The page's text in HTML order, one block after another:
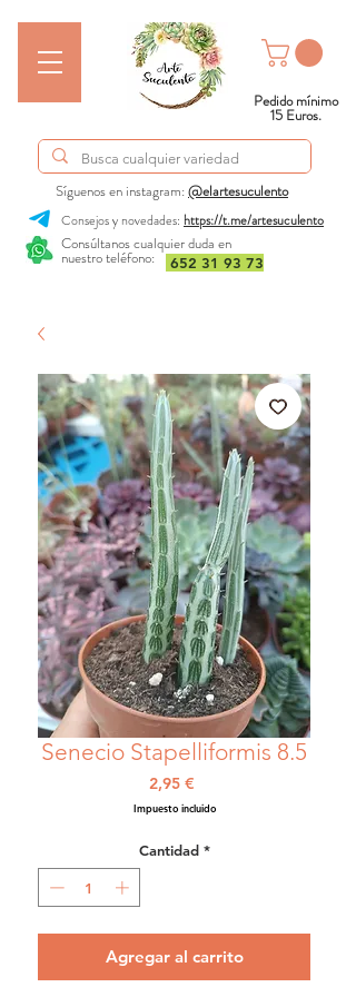
Consúltanos cualquier duda en
nuestro teléfono:
Síguenos en instagram:@elartesuculento
652 31 93 73
Consejos y novedades: https://t.me/artesuculento
Pedido mínimo
15 Euros.
Senecio Stapelliformis 8.5
2,95 €Precio
Impuesto incluido
Cantidad *
Agregar al carrito